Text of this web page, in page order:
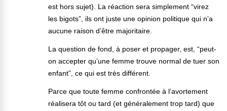
est hors sujet). La réaction sera simplement “virez
les bigots”, ils ont juste une opinion politique qui n’a
aucune raison d’être majoritaire.
La question de fond, à poser et propager, est, “peut-
on accepter qu’une femme trouve normal de tuer son
enfant”, ce qui est très différent.
Parce que toute femme confrontée à l’avortement
réalisera tôt ou tard (et généralement trop tard) que